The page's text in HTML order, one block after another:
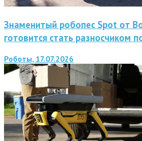
Знаменитый робопес Spot от
готовится стать разносчиком
Роботы, 17.07.2026